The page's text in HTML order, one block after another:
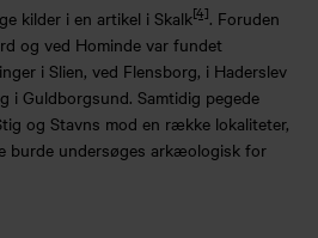
kilder i en artikel i Skalk[4]. Foruden
og ved Hominde var fundet
i Slien, ved Flensborg, i Haderslev
i Guldborgsund. Samtidig pegede
og Stavns mod en række lokaliteter,
burde undersøges arkæologisk for